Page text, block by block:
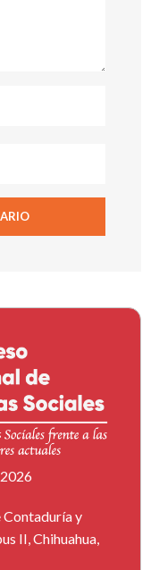
Contaduría y
II, Chihuahua,